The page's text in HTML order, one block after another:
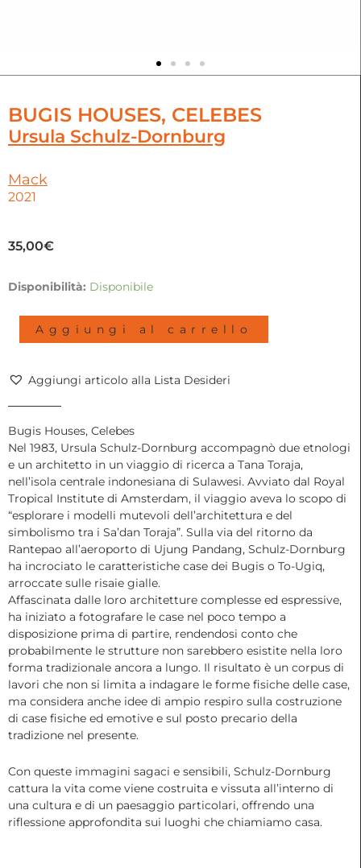
BUGIS HOUSES, CELEBES
Ursula Schulz-Dornburg
Mack
2021
35,00€
Disponibilità: Disponibile
Bugis
Celebes
Dornburg,
2021
Aggiungi al carrello
Aggiungi articolo alla Lista Desideri
Bugis Houses, Celebes
Nel 1983, Ursula Schulz-Dornburg accompagnò due etnologi
e un architetto in un viaggio di ricerca a Tana Toraja,
nell’isola centrale indonesiana di Sulawesi. Avviato dal Royal
Tropical Institute di Amsterdam, il viaggio aveva lo scopo di
“esplorare i modelli mutevoli dell’architettura e del
simbolismo tra i Sa’dan Toraja”. Sulla via del ritorno da
Rantepao all’aeroporto di Ujung Pandang, Schulz-Dornburg
ha incrociato le caratteristiche case dei Bugis o To-Ugiq,
arroccate sulle risaie gialle.
Affascinata dalle loro architetture complesse ed espressive,
ha iniziato a fotografare le case nel poco tempo a
disposizione prima di partire, rendendosi conto che
probabilmente le strutture non sarebbero esistite nella loro
forma tradizionale ancora a lungo. Il risultato è un corpus di
lavori che non si limita a indagare le forme fisiche delle case,
ma considera anche idee di ampio respiro sulla costruzione
di case fisiche ed emotive e sul posto precario della
tradizione nel presente.
Con queste immagini sagaci e sensibili, Schulz-Dornburg
cattura la vita come viene costruita e vissuta all’interno di
una cultura e di un paesaggio particolari, offrendo una
riflessione approfondita sui luoghi che chiamiamo casa.